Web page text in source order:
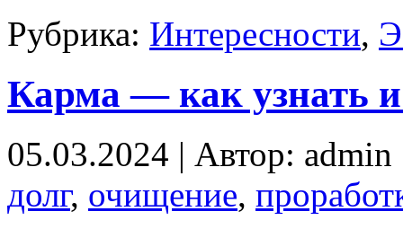
Рубрика: Интересности,
Карма — как узнать
05.03.2024 | Автор:
долг, очищение,